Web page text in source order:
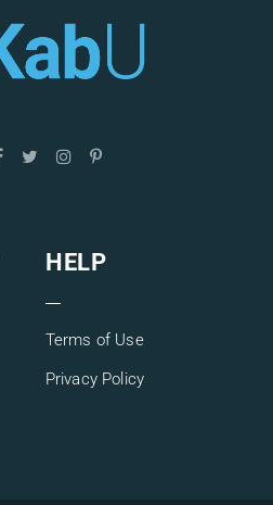
HELP
Terms of Use
Privacy Policy